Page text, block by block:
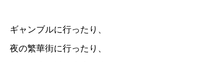
ギャンブルに行ったり、
夜の繁華街に行ったり、